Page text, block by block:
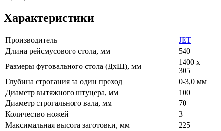
Характеристики
Производитель
JET
Длина рейсмусового стола, мм
540
Размеры фуговального стола (ДхШ), мм
1400 x
305
Глубина строгания за один проход
0-3,0 мм
Диаметр вытяжного штуцера, мм
100
Диаметр строгального вала, мм
70
Количество ножей
3
Максимальная высота заготовки, мм
225